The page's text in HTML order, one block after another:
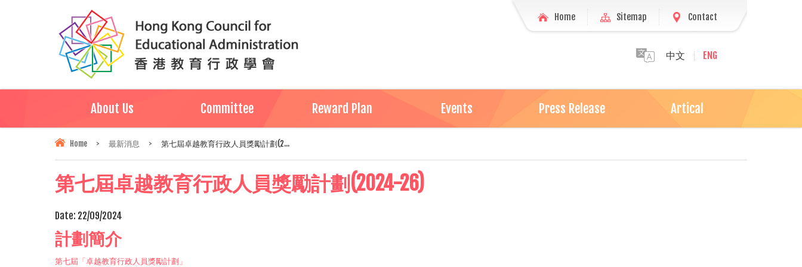
Home Sitemap Contact
中文 ENG
About Us Committee Reward Plan Events Press Release Artical
Home > 最新消息 > 第七屆卓越教育行政人員獎勵計劃(2...
第七屆卓越教育行政人員獎勵計劃(2024-26)
Date: 22/09/2024
計劃簡介
第七屆「卓越教育行政人員獎勵計劃」